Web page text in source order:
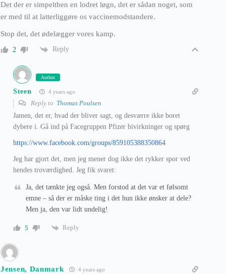
Det der er simpelthen en lodret løgn, det er sådan noget, som
er med til at latterliggøre os vaccinemodstandere.
Stop det, det ødelægger vores kamp.
2 Reply
Author
Steen 4 years ago
Reply to Thomas Poulsen
Jamen, det er, hvad der bliver sagt, og desværre ikke boret
dybere i. Gå ind på Facegruppen Pfizer bivirkninger og spørg
https://www.facebook.com/groups/859105388350864
Jeg har gjort det, men jeg mener dog ikke det rykker spor ved
hendes troværdighed. Jeg fik svaret:
Ja, det tænkte jeg også. Men forstod at det var et følsomt
emne – så der er måske ting i det hun ikke ønsker at dele?
Men ja, den var lidt undelig!
5 Reply
Jensen, Danmark 4 years ago